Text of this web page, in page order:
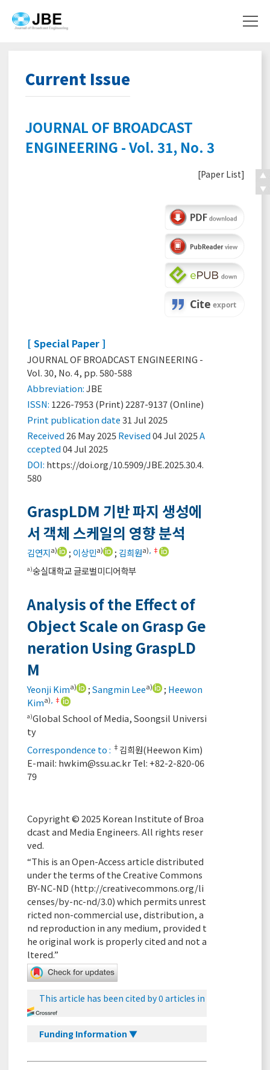
Current Issue
JOURNAL OF BROADCAST
ENGINEERING - Vol. 31, No. 3
[Paper List]
[ Special Paper ]
JOURNAL OF BROADCAST ENGINEERING -
Vol. 30, No. 4, pp. 580-588
Abbreviation:JBE
ISSN: 1226-7953 (Print) 2287-9137 (Online)
Print publication date31 Jul 2025
Received 26 May 2025Revised04 Jul 2025A
ccepted04 Jul 2025
DOI: https://doi.org/10.5909/JBE.2025.30.4.
580
GraspLDM 기반 파지 생성에
서 객체 스케일의 영향 분석
김연지a) ; 이상민a) ; 김희원a) ‡
a)숭실대학교 글로벌미디어학부
Analysis of the Effect of
Object Scale on Grasp Ge
neration Using GraspLD
M
Yeonji Kima) ;Sangmin Leea) ; Heewon
Kima) ‡
a)Global School of Media, Soongsil Universi
ty
Correspondence to : ‡ 김희원(Heewon Kim)
E-mail: hwkim@ssu.ac.krTel: +82-2-820-06
79
Copyright © 2025 Korean Institute of Broa
dcast and Media Engineers. All rights reser
ved.
“This is an Open-Access article distributed
under the terms of the Creative Commons
BY-NC-ND (http://creativecommons.org/li
censes/by-nc-nd/3.0) which permits unrest
ricted non-commercial use, distribution, a
nd reproduction in any medium, provided t
he original work is properly cited and not a
ltered.”
This article has been cited by 0 articles in
Funding Information ▼